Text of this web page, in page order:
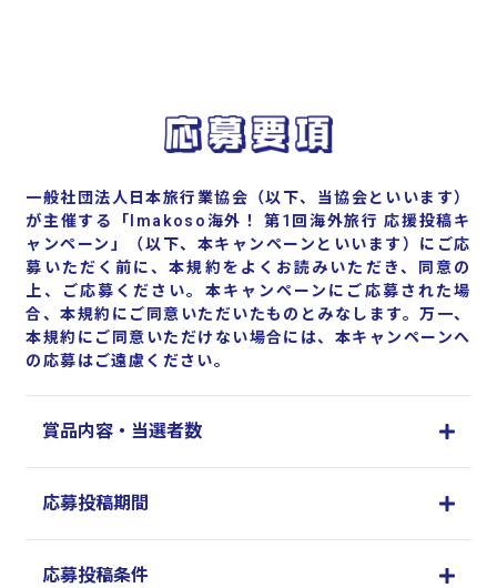
一般社団法人日本旅行業協会（以下、当協会といいます）
が主催する「Imakoso海外！ 第1回海外旅行 応援投稿キ
ャンペーン」（以下、本キャンペーンといいます）にご応
募いただく前に、本規約をよくお読みいただき、同意の
上、ご応募ください。本キャンペーンにご応募された場
合、本規約にご同意いただいたものとみなします。万一、
本規約にご同意いただけない場合には、本キャンペーンへ
の応募はご遠慮ください。
賞品内容・当選者数
応募投稿期間
応募投稿条件